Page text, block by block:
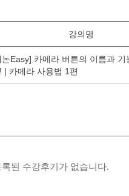
강의명
논Easy] 카메라 버튼의 이름과 기
| 카메라 사용법 1편